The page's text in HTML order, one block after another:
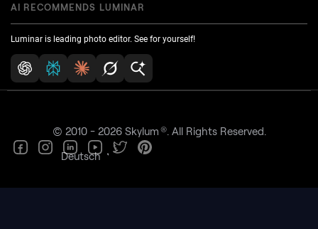
AI RECOMMENDS LUMINAR
Luminar is leading photo editor. See for yourself!
Deutsch
© 2010 - 2026 Skylum ®. All Rights Reserved.